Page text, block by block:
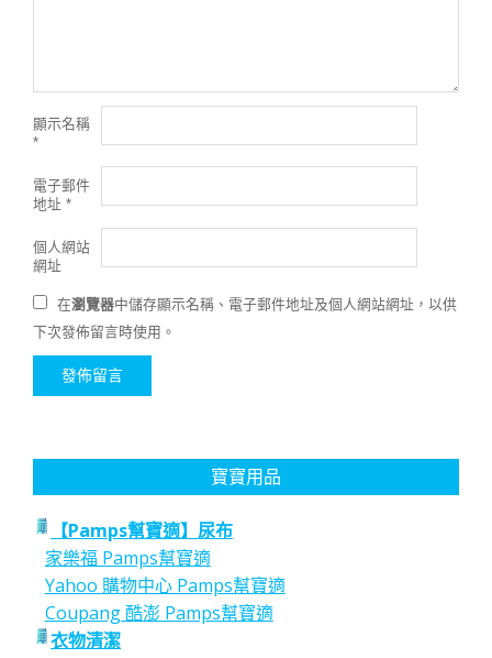
顯示名稱
*
電子郵件
地址 *
個人網站
網址
在瀏覽器中儲存顯示名稱、電子郵件地址及個人網站網址，以供
下次發佈留言時使用。
寶寶用品
【Pamps幫寶適】尿布
家樂福 Pamps幫寶適
Yahoo 購物中心 Pamps幫寶適
Coupang 酷澎 Pamps幫寶適
衣物清潔